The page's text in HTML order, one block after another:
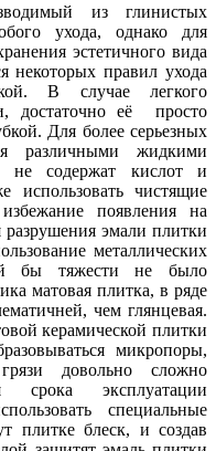
из глинистых
ухода, однако для
эстетичного вида
некоторых правил ухода
В случае легкого
достаточно её просто
Для более серьезных
различными жидкими
не содержат кислот и
чистящие
появления на
эмали плитки
металлических
бы тяжести не было
матовая плитка, в ряде
чем глянцевая.
керамической плитки
микропоры,
довольно сложно
эксплуатации
специальные
плитке блеск, и создав